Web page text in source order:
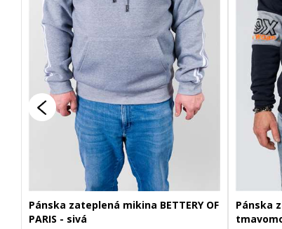
Pánska zateplená mikina BETTERY OF
PARIS - sivá
Pánska